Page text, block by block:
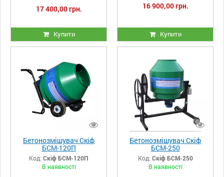
17 400,00 грн.
Купити
16 900,00 грн.
Купити
Бетонозмішувач Скіф
БСМ-120П
Код: Скіф БСМ-120П
В наявності
Бетонозмішувач Скіф
БСМ-250
Код: Скіф БСМ-250
В наявності